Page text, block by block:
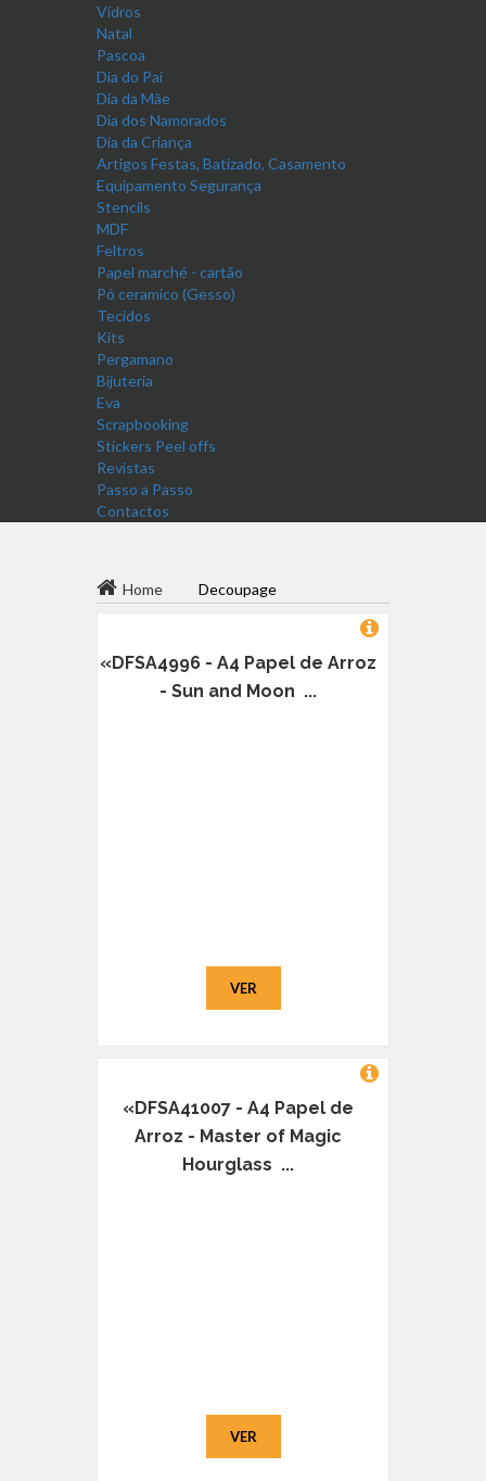
Vidros
Natal
Pascoa
Dia do Pai
Dia da Mãe
Dia dos Namorados
Dia da Criança
Artigos Festas, Batizado, Casamento
Equipamento Segurança
Stencils
MDF
Feltros
Papel marché - cartão
Pó ceramico (Gesso)
Tecidos
Kits
Pergamano
Bijuteria
Eva
Scrapbooking
Stickers Peel offs
Revistas
Passo a Passo
Contactos
Home Decoupage
«DFSA4996 - A4 Papel de Arroz
- Sun and Moon ...
VER
«DFSA41007 - A4 Papel de
Arroz - Master of Magic
Hourglass ...
VER